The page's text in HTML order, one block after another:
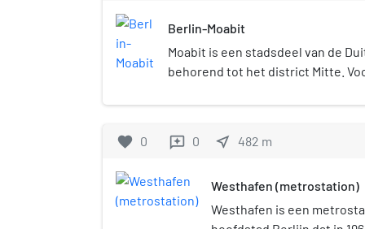
Berlin-Moabit
Moabit is een stadsdeel van de
behorend tot het district Mitte.
voormalige district Tiergarten.
favorite 0 reviews 0 near_me 482 m
Westhafen (metrostation)
Westhafen is een